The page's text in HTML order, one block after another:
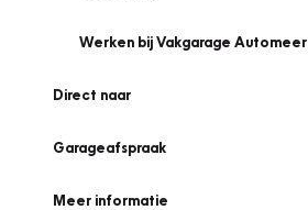
Werken bij Vakgarage Automeer
Direct naar
Garageafspraak
Meer informatie